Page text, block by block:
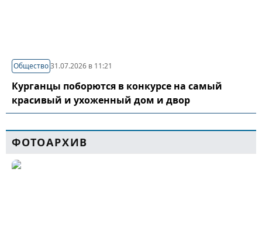
Общество31.07.2026 в 11:21
Курганцы поборются в конкурсе на самый
красивый и ухоженный дом и двор
ФОТОАРХИВ